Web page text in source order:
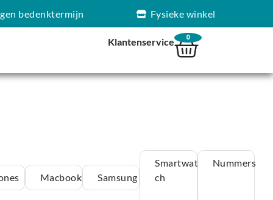
bedenktermijn Fysieke winkel
Klantenservice 0
Macbook Samsung
Smartwat
ch
Nummers